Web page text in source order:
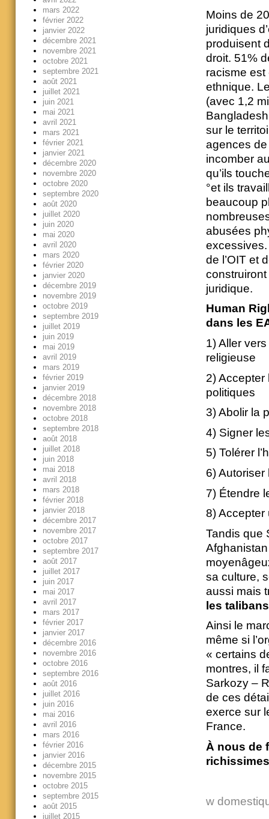
Moins de
juridiques
produisent
droit. 51%
racisme est
ethnique.
(avec 1,2
sur le
agences
incomber
qu’ils
°et ils
beaucoup
abusées
excessives.
de l’OIT et
construiront
juridique.
Human
dans les
1) Aller
religieuse
2) Accepter
politiques
3) Abolir la
4) Signer
5) Tolérer
6) Autoriser
7) Étendre
8) Accepter
Tandis que
sa culture,
aussi mais
les
Ainsi le
même si
« certains
montres, il
Sarkozy –
de ces
exerce sur
France.
À nous de
w
mars 2022
février 2022
janvier 2022
décembre 2021
novembre 2021
octobre 2021
septembre 2021
août 2021
juillet 2021
juin 2021
mai 2021
avril 2021
mars 2021
février 2021
janvier 2021
décembre 2020
novembre 2020
octobre 2020
septembre 2020
août 2020
juillet 2020
juin 2020
mai 2020
avril 2020
mars 2020
février 2020
janvier 2020
décembre 2019
novembre 2019
octobre 2019
septembre 2019
juillet 2019
juin 2019
mai 2019
avril 2019
mars 2019
février 2019
janvier 2019
décembre 2018
novembre 2018
octobre 2018
septembre 2018
août 2018
juillet 2018
juin 2018
mai 2018
avril 2018
mars 2018
février 2018
janvier 2018
décembre 2017
novembre 2017
octobre 2017
septembre 2017
août 2017
juillet 2017
juin 2017
mai 2017
avril 2017
mars 2017
février 2017
janvier 2017
décembre 2016
novembre 2016
octobre 2016
septembre 2016
août 2016
juillet 2016
juin 2016
mai 2016
avril 2016
mars 2016
février 2016
janvier 2016
décembre 2015
novembre 2015
octobre 2015
septembre 2015
août 2015
juillet 2015